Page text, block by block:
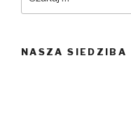
NASZA SIEDZIBA